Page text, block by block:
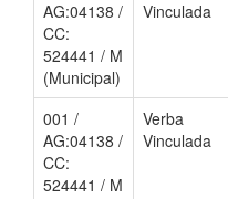
AG:04138 /
CC:
524441 / M
(Municipal)
Vinculada
001 /
AG:04138 /
CC:
524441 / M
Verba
Vinculada